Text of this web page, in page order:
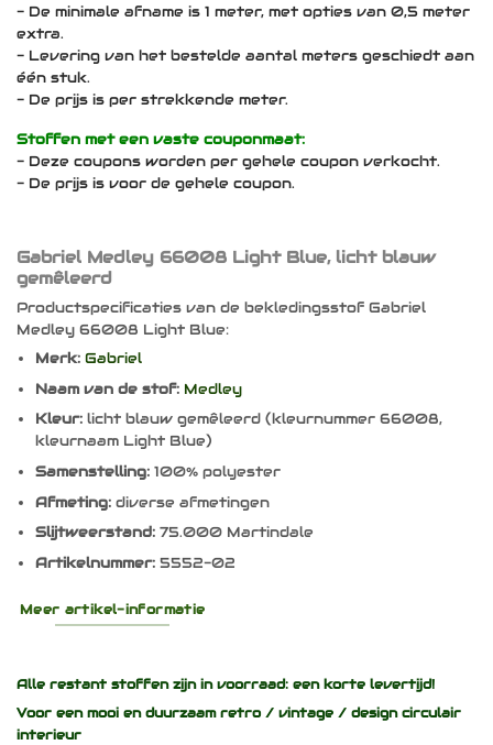
- De minimale afname is 1 meter, met opties van 0,5 meter
extra.
- Levering van het bestelde aantal meters geschiedt aan
één stuk.
- De prijs is per strekkende meter.
Stoffen met een vaste couponmaat:
- Deze coupons worden per gehele coupon verkocht.
- De prijs is voor de gehele coupon.
Gabriel Medley 66008 Light Blue, licht blauw
gemêleerd
Productspecificaties van de bekledingsstof Gabriel
Medley 66008 Light Blue:
Merk: Gabriel
Naam van de stof: Medley
Kleur: licht blauw gemêleerd (kleurnummer 66008,
kleurnaam Light Blue)
Samenstelling: 100% polyester
Afmeting:diverse afmetingen
Slijtweerstand:75.000 Martindale
Artikelnummer:5552-02
Meer artikel-informatie
Alle restant stoffen zijn in voorraad: een korte levertijd!
Voor een mooi en duurzaam retro / vintage / design circulair
interieur